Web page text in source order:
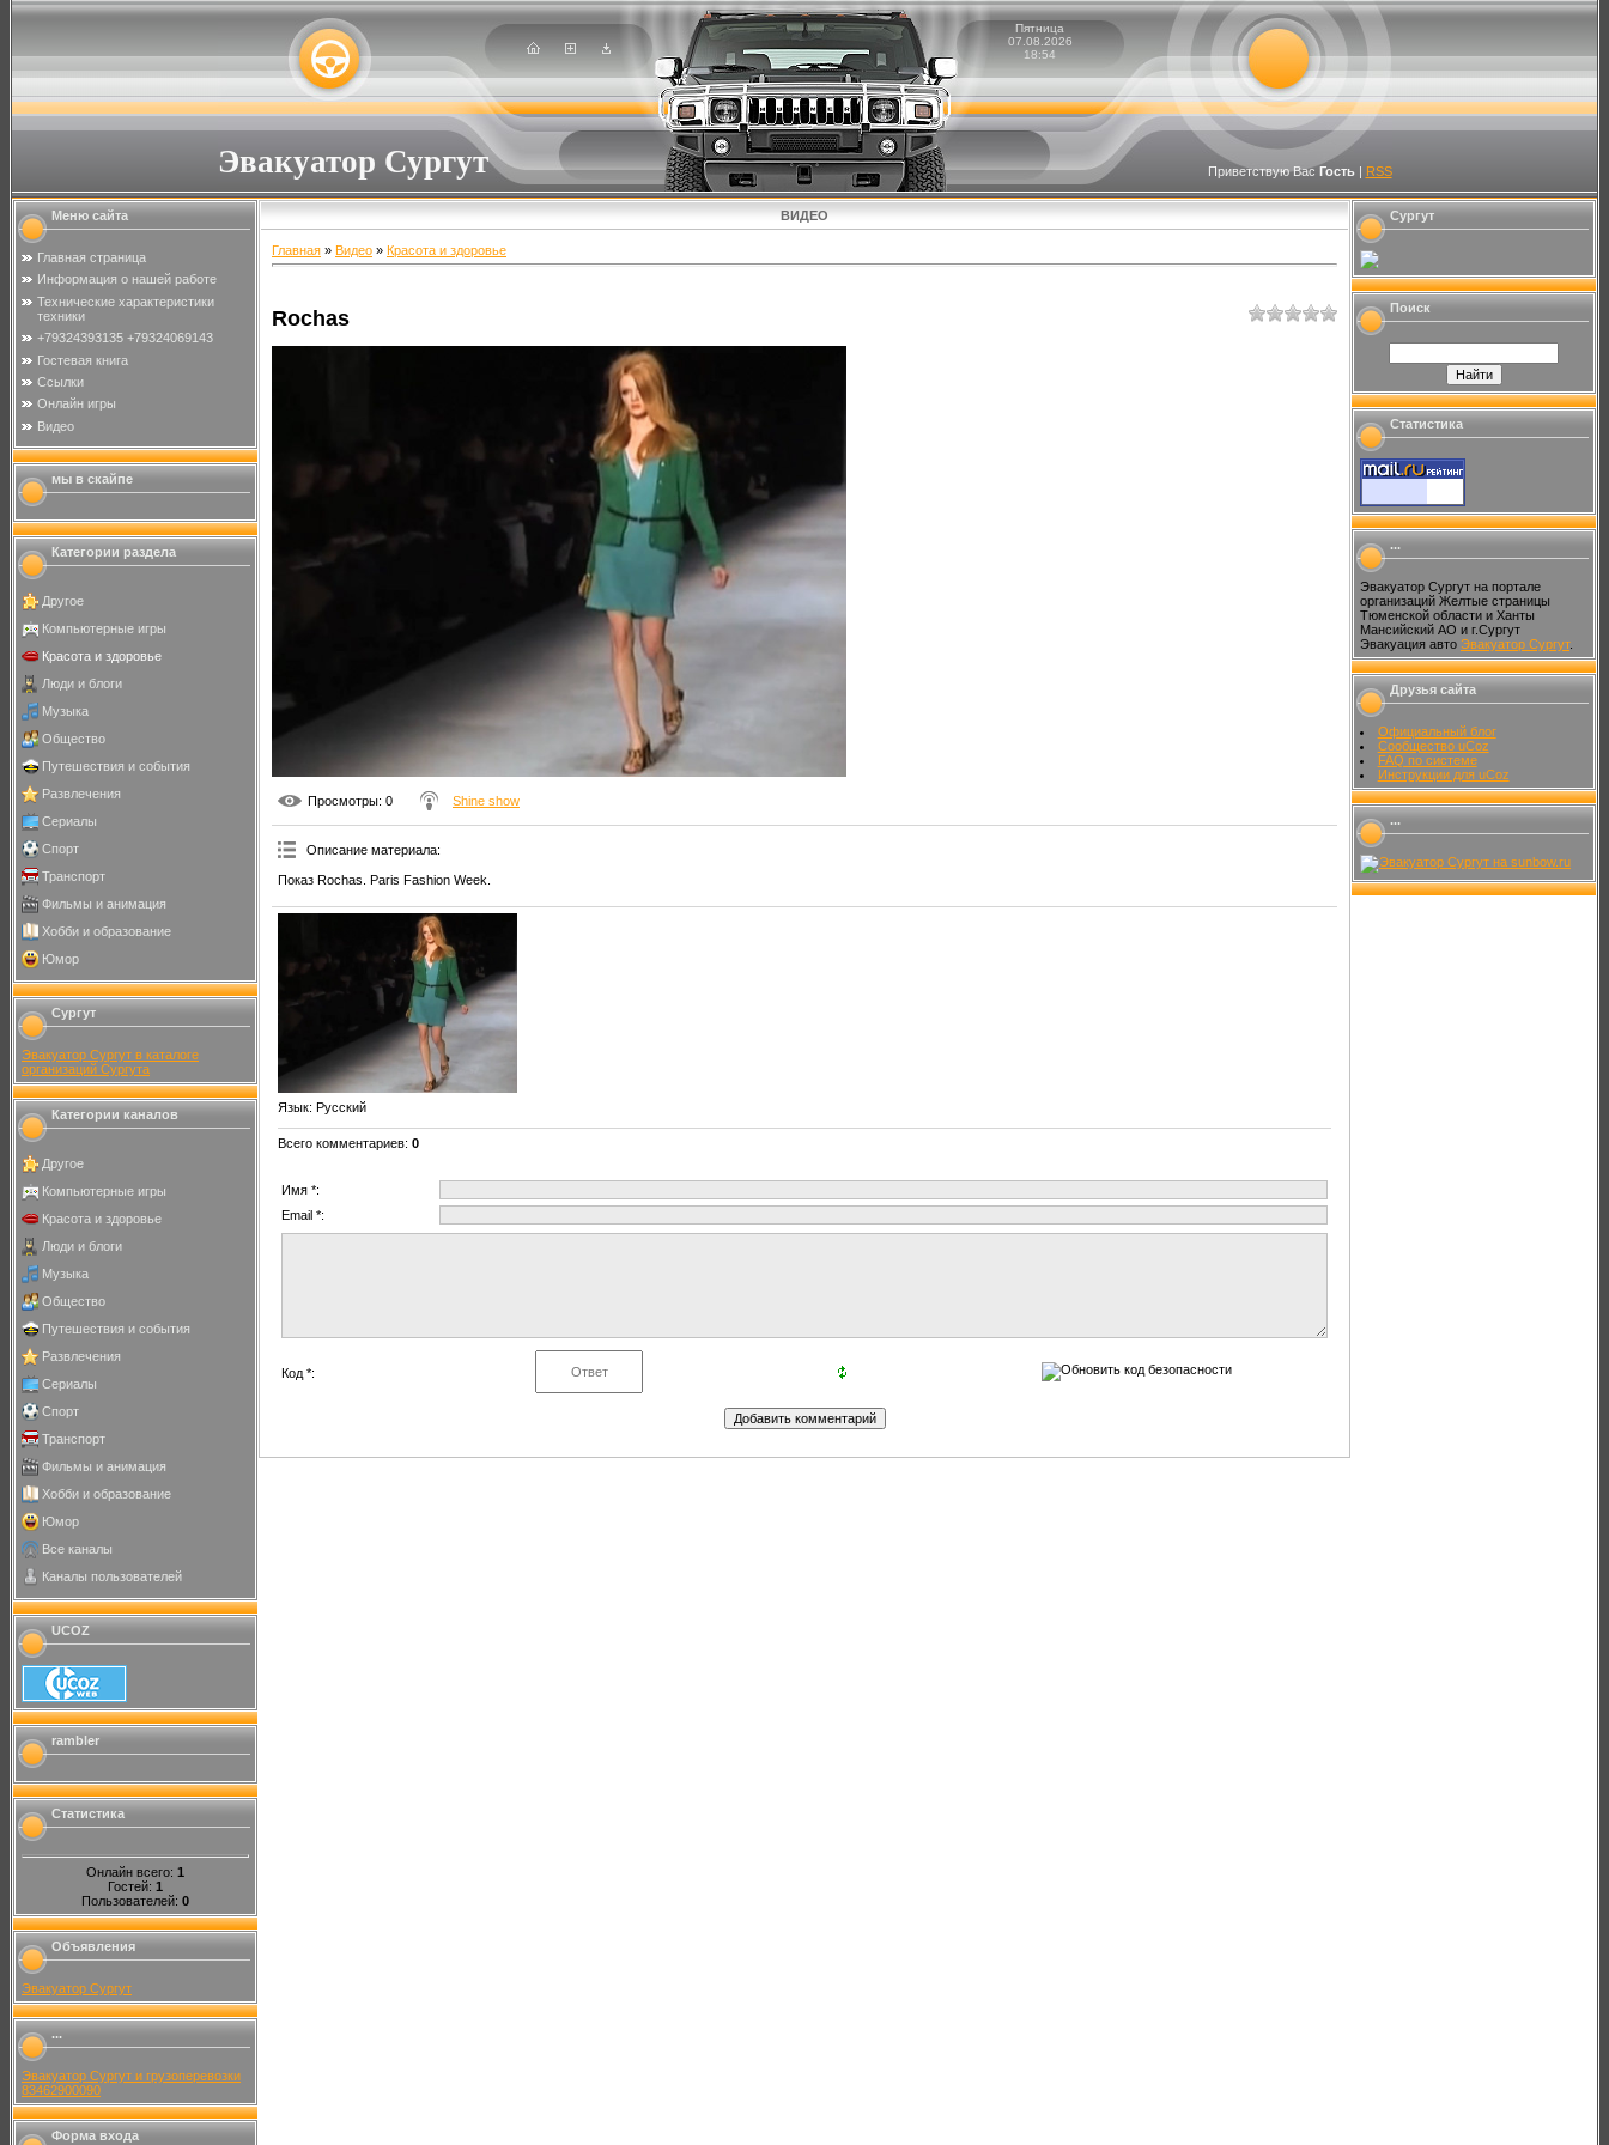
Эвакуатор Сургут
Пятница
07.08.2026
18:54
Приветствую Вас Гость| RSS
Меню сайта
Главная страница
Информация о нашей работе
Технические характеристики
техники
+79324393135 +79324069143
Гостевая книга
Ссылки
Онлайн игры
Видео
мы в скайпе
Категории раздела
Другое
Компьютерные игры
Красота и здоровье
Люди и блоги
Музыка
Общество
Путешествия и события
Развлечения
Сериалы
Спорт
Транспорт
Фильмы и анимация
Хобби и образование
Юмор
Сургут
Эвакуатор Сургут в каталоге
организаций Сургута
Категории каналов
Другое
Компьютерные игры
Красота и здоровье
Люди и блоги
Музыка
Общество
Путешествия и события
Развлечения
Сериалы
Спорт
Транспорт
Фильмы и анимация
Хобби и образование
Юмор
Все каналы
Каналы пользователей
UCOZ
rambler
Статистика
Онлайн всего: 1
Гостей: 1
Пользователей: 0
Объявления
Эвакуатор Сургут
...
Эвакуатор Сургут и грузоперевозки
83462900090
Форма входа
ВИДЕО
Главная » Видео » Красота и здоровье
Rochas
Просмотры: 0 Shine show
Описание материала:
Показ Rochas. Paris Fashion Week.
Язык: Русский
Всего комментариев: 0
Имя *:
Email *:
Код *:
Сургут
Поиск
Статистика
...
Эвакуатор Сургут на портале
организаций Желтые страницы
Тюменской области и Ханты
Мансийский АО и г.Сургут
Эвакуация авто Эвакуатор Сургут.
Друзья сайта
Официальный блог
Сообщество uCoz
FAQ по системе
Инструкции для uCoz
...